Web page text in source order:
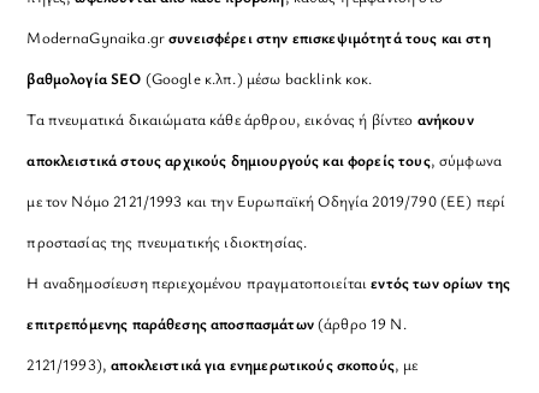
ModernaGynaika.grσυνεισφέρει στην επισκεψιμότητά τους και στη
βαθμολογία SEO (Google κ.λπ.) μέσω backlink κοκ.
Τα πνευματικά δικαιώματα κάθε άρθρου, εικόνας ή βίντεο ανήκουν
αποκλειστικά στους αρχικούς δημιουργούς και φορείς τους, σύμφωνα
με τον Νόμο 2121/1993 και την Ευρωπαϊκή Οδηγία 2019/790 (ΕΕ) περί
προστασίας της πνευματικής ιδιοκτησίας.
Η αναδημοσίευση περιεχομένου πραγματοποιείταιεντός των ορίων της
επιτρεπόμενης παράθεσης αποσπασμάτων(άρθρο 19 Ν.
2121/1993), αποκλειστικά για ενημερωτικούς σκοπούς, με